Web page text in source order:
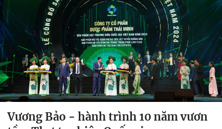
Vương Bảo - hành trình 10 năm vươn